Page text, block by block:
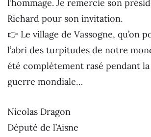
l’hommage. Je remercie son
Richard pour son invitation.
👉 Le village de Vassogne, qu’on
l’abri des turpitudes de notre
été complètement rasé pendant
guerre mondiale…
Nicolas Dragon
Député de l’Aisne